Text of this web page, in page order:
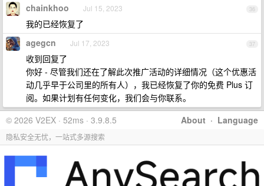
36
chainkhoo Jul 15, 2023
我的已经恢复了
37
agegcn Jul 17, 2023
收到回复了
你好 - 尽管我们还在了解此次推广活动的详细情况（这个优惠活
动几乎早于公司里的所有人），我已经恢复了你的免费 Plus 订
阅。如果计划有任何变化，我们会与你联系。
About · Language
© 2026 V2EX · 52ms · 3.9.8.5
隐私安全无忧，一站式多源搜索